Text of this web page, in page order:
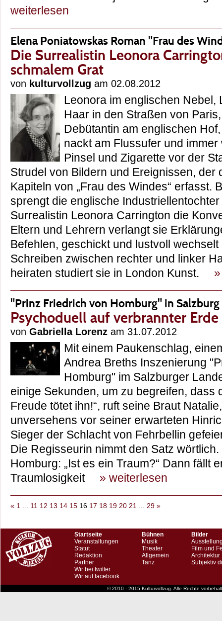
weiterlesen
Elena Poniatowskas Roman "Frau des
Die Surrealistin Leonora
schmalem Grat
von kulturvollzug am 02.08.2012
Leonora im englischen Nebel,
Haar in den Straßen von
Debütantin am englischen
nackt am Flussufer und
Pinsel und Zigarette vor der
Strudel von Bildern und Ereignissen, der
Kapiteln von „Frau des Windes“ erfasst.
sprengt die englische
Surrealistin Leonora Carrington die
Eltern und Lehrern verlangt sie
Befehlen, geschickt und lustvoll
Schreiben zwischen rechter und linker
heiraten studiert sie in London Kunst.
"Prinz Friedrich von Homburg" in Salzburg
Psychoduell auf verbrannter Erde
von Gabriella Lorenz am 31.07.2012
Mit einem Paukenschlag,
Andrea Breths Inszenierung
Homburg" im Salzburger
einige Sekunden, um zu begreifen, dass
Freude tötet ihn!“, ruft seine Braut
unversehens vor seiner erwarteten
Sieger der Schlacht von Fehrbellin
Die Regisseurin nimmt den Satz
Homburg: „Ist es ein Traum?“ Dann fällt
Traumlosigkeit » weiterlesen
« 1 ... 11 12 13 14 15 16 17 18 19 20 21 ... 29 »
Startseite
Veranstaltungen
Statut
Redaktion
Partner
Wir bei twitter
Wir auf facebook
Bühnen
Musik
Theater
Allgemein
Tanz
Bilder
Film und
Architektur
Subjektiv
© 2010 - 2015 Kulturvollzug. Alle Rechte